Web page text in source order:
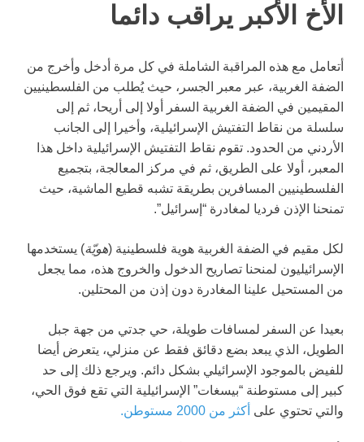
الأخ الأكبر يراقب دائما
أتعامل مع هذه المراقبة الشاملة في كل مرة أدخل وأخرج من
الضفة الغربية، عبر معبر الجسر، حيث يُطلب من الفلسطينيين
المقيمين في الضفة الغربية السفر أولا إلى أريحا، ثم إلى
سلسلة من نقاط التفتيش الإسرائيلية، وأخيرا إلى الجانب
الأردني من الحدود. تقوم نقاط التفتيش الإسرائيلية داخل هذا
المعبر، أولا على الطريق، ثم في مركز المعالجة، بتجميع
الفلسطينيين المسافرين بطريقة تشبه قطيع الماشية، حيث
تمنحنا الإذن فرديا لمغادرة “إسرائيل”.
لكل مقيم في الضفة الغربية هوية فلسطينية (هويّة) يستخدمها
الإسرائيليون لمنحنا تصاريح الدخول والخروج هذه، مما يجعل
من المستحيل علينا المغادرة دون إذن من المحتلين.
بعيدا عن السفر لمسافات طويلة، حي جدتي من جهة جبل
الطويل، الذي يبعد بضع دقائق فقط عن منزلي، يتعرض أيضا
للفيض بالموجود الإسرائيلي بشكل دائم. ويرجع ذلك إلى حد
كبير إلى مستوطنة “بيسغات” الإسرائيلية التي تقع فوق الحي،
والتي تحتوي على أكثر من 2000 مستوطن.